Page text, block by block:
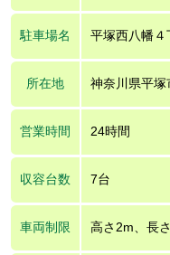
駐車場名 平塚西八幡４
所在地 神奈川県平塚
営業時間 24時間
収容台数 7台
車両制限 高さ2m、長